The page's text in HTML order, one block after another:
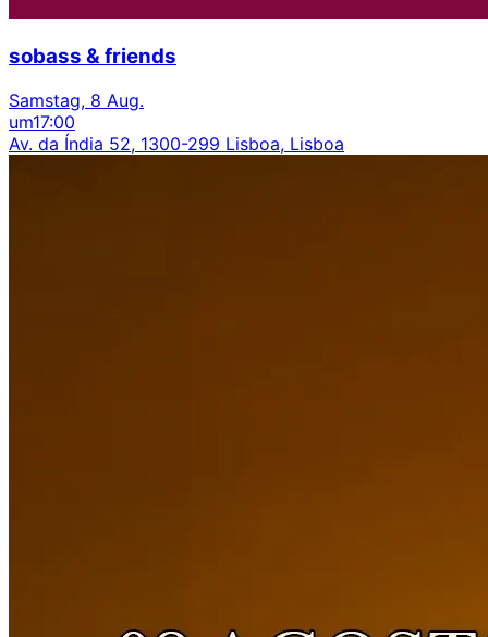
sobass & friends
Samstag, 8 Aug.
um17:00
Av. da Índia 52, 1300-299 Lisboa, Lisboa